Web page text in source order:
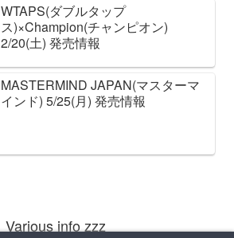
WTAPS(ダブルタップ
ス)×Champion(チャンピオン)
2/20(土) 発売情報
MASTERMIND JAPAN(マスターマ
インド) 5/25(月) 発売情報
Various info zzz